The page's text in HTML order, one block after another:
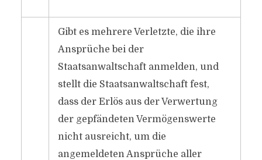
Gibt es mehrere Verletzte, die ihre
Ansprüche bei der
Staatsanwaltschaft anmelden, und
stellt die Staatsanwaltschaft fest,
dass der Erlös aus der Verwertung
der gepfändeten Vermögenswerte
nicht ausreicht, um die
angemeldeten Ansprüche aller